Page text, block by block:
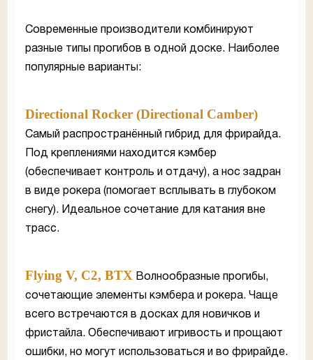
Современные производители комбинируют
разные типы прогибов в одной доске. Наиболее
популярные варианты:
Directional Rocker (Directional Camber)
Самый распространённый гибрид для фрирайда.
Под креплениями находится кэмбер
(обеспечивает контроль и отдачу), а нос задран
в виде рокера (помогает всплывать в глубоком
снегу). Идеальное сочетание для катания вне
трасс.
Flying V, C2, BTX Волнообразные прогибы,
сочетающие элементы кэмбера и рокера. Чаще
всего встречаются в досках для новичков и
фристайла. Обеспечивают игривость и прощают
ошибки, но могут использоваться и во фрирайде.